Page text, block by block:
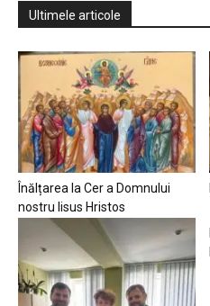
Ultimele articole
Înălțarea la Cer a Domnului
nostru Iisus Hristos